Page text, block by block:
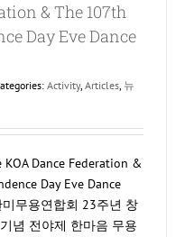
& The 107th
Day Eve Dance
Activity, Articles, 뉴
Dance Federation &
Day Eve Dance
무용연합회 23주년 창
념 전야제 한마음 무용